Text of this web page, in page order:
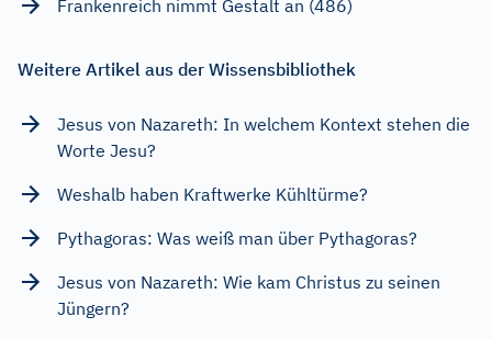
Frankenreich nimmt Gestalt an (486)
Weitere Artikel aus der Wissensbibliothek
Jesus von Nazareth: In welchem Kontext stehen die
Worte Jesu?
Weshalb haben Kraftwerke Kühltürme?
Pythagoras: Was weiß man über Pythagoras?
Jesus von Nazareth: Wie kam Christus zu seinen
Jüngern?